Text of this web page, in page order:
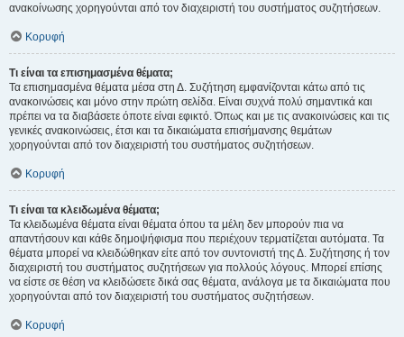
ανακοίνωσης χορηγούνται από τον διαχειριστή του συστήματος συζητήσεων.
Κορυφή
Τι είναι τα επισημασμένα θέματα;
Τα επισημασμένα θέματα μέσα στη Δ. Συζήτηση εμφανίζονται κάτω από τις
ανακοινώσεις και μόνο στην πρώτη σελίδα. Είναι συχνά πολύ σημαντικά και
πρέπει να τα διαβάσετε όποτε είναι εφικτό. Όπως και με τις ανακοινώσεις και τις
γενικές ανακοινώσεις, έτσι και τα δικαιώματα επισήμανσης θεμάτων
χορηγούνται από τον διαχειριστή του συστήματος συζητήσεων.
Κορυφή
Τι είναι τα κλειδωμένα θέματα;
Τα κλειδωμένα θέματα είναι θέματα όπου τα μέλη δεν μπορούν πια να
απαντήσουν και κάθε δημοψήφισμα που περιέχουν τερματίζεται αυτόματα. Τα
θέματα μπορεί να κλειδώθηκαν είτε από τον συντονιστή της Δ. Συζήτησης ή τον
διαχειριστή του συστήματος συζητήσεων για πολλούς λόγους. Μπορεί επίσης
να είστε σε θέση να κλειδώσετε δικά σας θέματα, ανάλογα με τα δικαιώματα που
χορηγούνται από τον διαχειριστή του συστήματος συζητήσεων.
Κορυφή